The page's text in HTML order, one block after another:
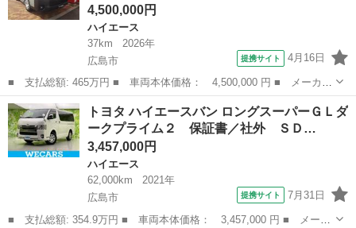
4,500,000円
ハイエース
37km
2026年
広島市
提携サイト 4月16日
■ 支払総額: 465万円 ■ 車両本体価格： 4,500,000 円 ■ メーカー
名： トヨタ ■ 車種名： ハイエースバン ■ グレード名： ロン
グワイドスーパーＧＬ 登録済未使用車 両側パワスラ デジタルイ
ンナーミラ...
広島 広島市 ハイエース
トヨタ ハイエースバン ロングスーパーＧＬダ
ークプライム２ 保証書／社外 ＳＤ…
3,457,000円
ハイエース
62,000km
2021年
広島市
提携サイト 7月31日
■ 支払総額: 354.9万円 ■ 車両本体価格： 3,457,000 円 ■ メーカ